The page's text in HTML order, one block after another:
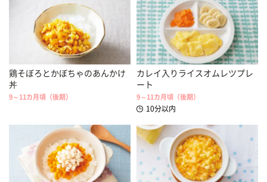
鶏そぼろとかぼちゃのあんかけ
丼
9～11カ月頃（後期）
カレイ入りライスオムレツプレ
ート
9～11カ月頃（後期）
10分以内